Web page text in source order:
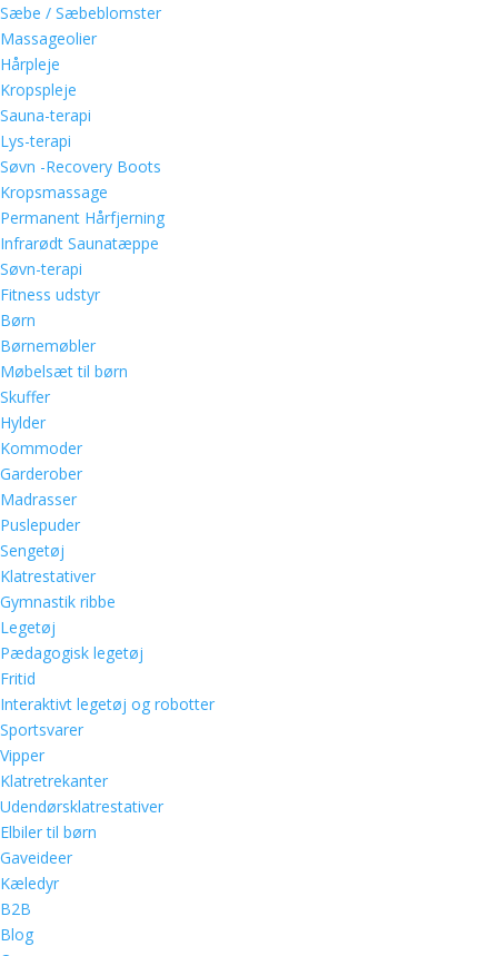
Sæbe / Sæbeblomster
Massageolier
Hårpleje
Kropspleje
Sauna-terapi
Lys-terapi
Søvn -Recovery Boots
Kropsmassage
Permanent Hårfjerning
Infrarødt Saunatæppe
Søvn-terapi
Fitness udstyr
Børn
Børnemøbler
Møbelsæt til børn
Skuffer
Hylder
Kommoder
Garderober
Madrasser
Puslepuder
Sengetøj
Klatrestativer
Gymnastik ribbe
Legetøj
Pædagogisk legetøj
Fritid
Interaktivt legetøj og robotter
Sportsvarer
Vipper
Klatretrekanter
Udendørsklatrestativer
Elbiler til børn
Gaveideer
Kæledyr
B2B
Blog